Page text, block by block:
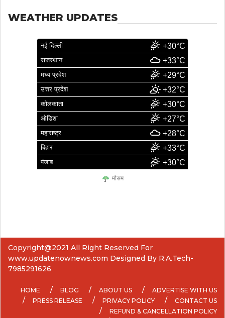
WEATHER UPDATES
नई दिल्ली +30°C
राजस्थान +33°C
मध्य प्रदेश +29°C
उत्तर प्रदेश +32°C
कोलकाता +30°C
ओडिशा +27°C
महाराष्ट्र +28°C
बिहार +33°C
पंजाब +30°C
मौसम
Copyright@2021 All Right Reserved For
www.updatenownews.com Designed By R.A.Tech-
7985291626
HOME BLOG ABOUT US
ADVERTISE WITH US
PRESS RELEASE
PRIVACY POLICY
CONTACT US
REFUND & CANCELLATION POLICY